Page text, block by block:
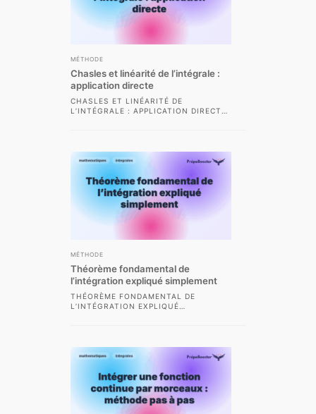
MÉTHODE
Chasles et linéarité de l’intégrale :
application directe
CHASLES ET LINÉARITÉ DE
L’INTÉGRALE : APPLICATION DIRECTE
MÉTHODE
Théorème fondamental de
l’intégration expliqué simplement
THÉORÈME FONDAMENTAL DE
L’INTÉGRATION EXPLIQUÉ
L’INTÉGRATION EST UN...